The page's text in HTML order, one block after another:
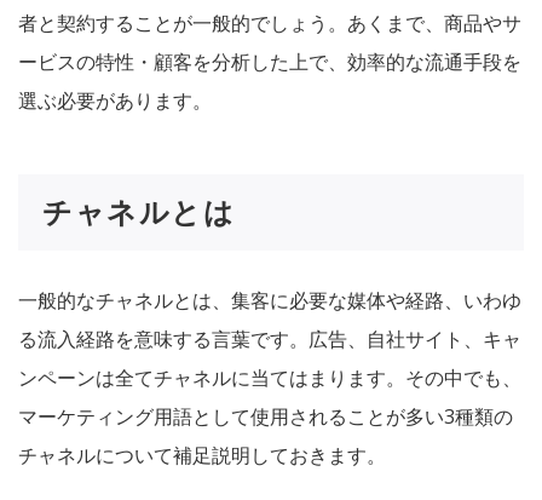
者と契約することが一般的でしょう。あくまで、 商品やサ
ービスの特性・顧客を分析した上で、効率的な流通手段を
選ぶ必要があります。
チャネルとは
一般的なチャネルとは、 集客に必要な媒体や経路、いわゆ
る流入経路を意味する言葉です。広告、自社サイト、キャ
ンペーンは全てチャネルに当てはまります。その中でも、
マーケティング用語として使用されることが多い3種類の
チャネルについて補足説明しておきます。